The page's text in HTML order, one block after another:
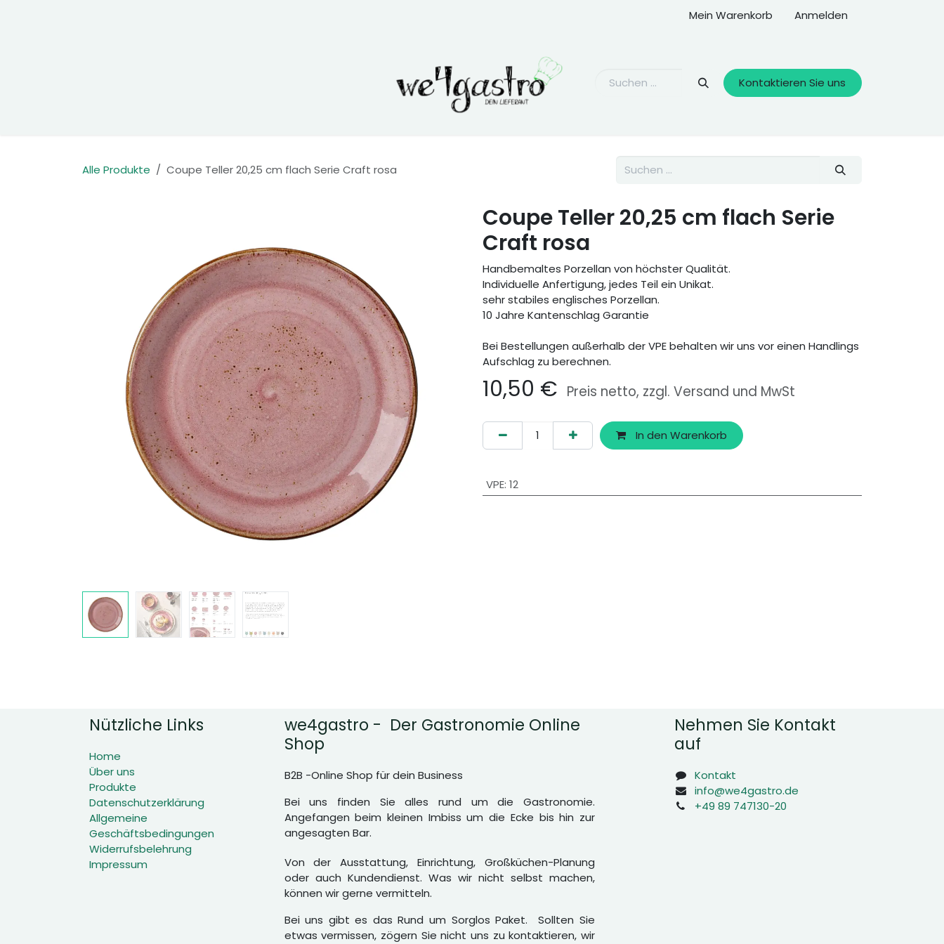
Mein Warenkorb Anmelden
Kontaktieren Sie uns
Alle Produkte Coupe Teller 20,25 cm flach Serie Craft rosa
Coupe Teller 20,25 cm flach Serie
Craft rosa
Handbemaltes Porzellan von höchster Qualität.
Individuelle Anfertigung, jedes Teil ein Unikat.
sehr stabiles englisches Porzellan.
10 Jahre Kantenschlag Garantie
Bei Bestellungen außerhalb der VPE behalten wir uns vor einen Handlings
Aufschlag zu berechnen.
10,50 € Preis netto, zzgl. Versand und MwSt
In den Warenkorb
VPE: 12
Nützliche Links
Home
Über uns
Produkte
Datenschutzerklärung
Allgemeine
Geschäftsbedingungen
Widerrufsbelehrung
Impressum
we4gastro - Der Gastronomie Online
Shop
B2B -Online Shop für dein Business
Bei uns finden Sie alles rund um die Gastronomie.
Angefangen beim kleinen Imbiss um die Ecke bis hin zur
angesagten Bar.
Von der Ausstattung, Einrichtung, Großküchen-Planung
oder auch Kundendienst. Was wir nicht selbst machen,
können wir gerne vermitteln.
Bei uns gibt es das Rund um Sorglos Paket. Sollten Sie
etwas vermissen, zögern Sie nicht uns zu kontaktieren, wir
Nehmen Sie Kontakt
auf
Kontakt
info@we4gastro.de
+49 89 747130-20